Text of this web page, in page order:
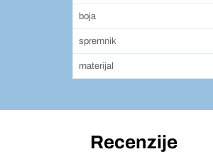
boja
spremnik
materijal
Recenzije